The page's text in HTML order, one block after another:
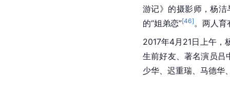
游记》的摄影师，杨
的“姐弟恋”[46] 。两人育
2017年4月21日上午，
生前好友、著名演员吕
少华
迟重瑞 马德华